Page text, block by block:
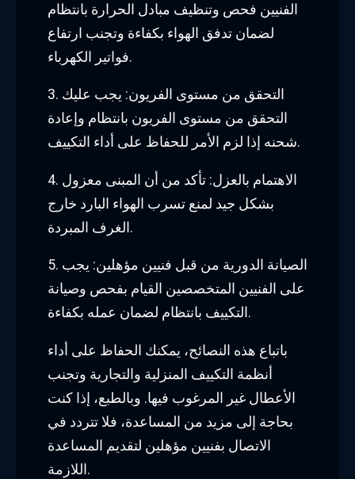
الفنيين فحص وتنظيف مبادل الحرارة بانتظام
لضمان تدفق الهواء بكفاءة وتجنب ارتفاع
فواتير الكهرباء.
3. التحقق من مستوى الفريون: يجب عليك
التحقق من مستوى الفريون بانتظام وإعادة
شحنه إذا لزم الأمر للحفاظ على أداء التكييف.
4. الاهتمام بالعزل: تأكد من أن المبنى معزول
بشكل جيد لمنع تسرب الهواء البارد خارج
الغرف المبردة.
5. الصيانة الدورية من قبل فنيين مؤهلين: يجب
على الفنيين المتخصصين القيام بفحص وصيانة
التكييف بانتظام لضمان عمله بكفاءة.
باتباع هذه النصائح، يمكنك الحفاظ على أداء
أنظمة التكييف المنزلية والتجارية وتجنب
الأعطال غير المرغوب فيها. وبالطبع، إذا كنت
بحاجة إلى مزيد من المساعدة، فلا تتردد في
الاتصال بفنيين مؤهلين لتقديم المساعدة
اللازمة.